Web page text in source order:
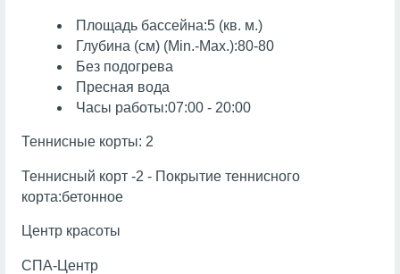
Площадь бассейна:5 (кв. м.)
Глубина (см) (Min.-Max.):80-80
Без подогрева
Пресная вода
Часы работы:07:00 - 20:00
Теннисные корты: 2
Теннисный корт -2 - Покрытие теннисного
корта:бетонное
Центр красоты
СПА-Центр